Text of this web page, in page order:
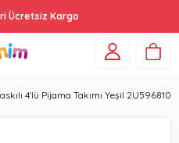
Ücretsiz Kargo
4'lü Pijama Takımı Yeşil 2U596810